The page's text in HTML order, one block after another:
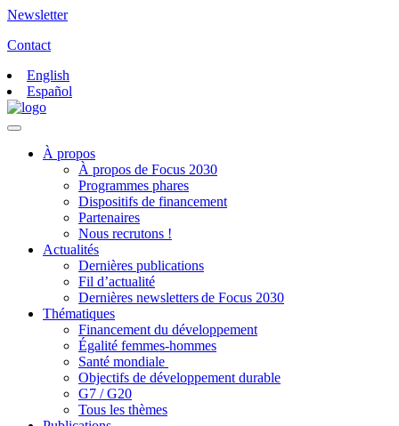
Newsletter
Contact
English
Español
À propos
À propos de Focus 2030
Programmes phares
Dispositifs de financement
Partenaires
Nous recrutons !
Actualités
Dernières publications
Fil d’actualité
Dernières newsletters de Focus 2030
Thématiques
Financement du développement
Égalité femmes-hommes
Santé mondiale
Objectifs de développement durable
G7 / G20
Tous les thèmes